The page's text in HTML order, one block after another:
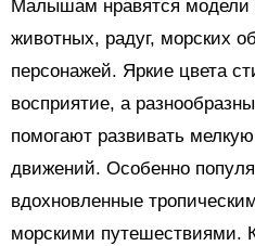
Малышам нравятся модели
животных, радуг, морских
персонажей. Яркие цвета
восприятие, а
помогают развивать
движений. Особенно
вдохновленные
морскими путешествиями.